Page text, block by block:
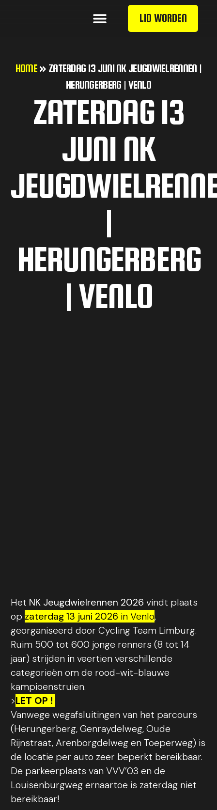
LID WORDEN
HOME» ZATERDAG 13 JUNI NK JEUGDWIELRENNEN |
HERUNGERBERG | VENLO
ZATERDAG 13
JUNI NK
|
HERUNGERBERG
| VENLO
Het NK Jeugdwielrennen 2026 vindt plaats
op zaterdag 13 juni 2026 in Venlo,
georganiseerd door Cycling Team Limburg.
Ruim 500 tot 600 jonge renners (8 tot 14
jaar) strijden in veertien verschillende
categorieën om de rood-wit-blauwe
kampioenstruien.
>LET OP !
Vanwege wegafsluitingen van het parcours
(Herungerberg, Genraydelweg, Oude
Rijnstraat, Arenborgdelweg en Toeperweg) is
de locatie per auto zeer beperkt bereikbaar.
De parkeerplaats van VVV’03 en de
Louisenburgweg ernaartoe is zaterdag niet
bereikbaar!